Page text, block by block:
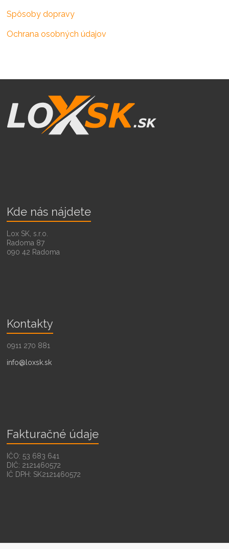
Spôsoby dopravy
Ochrana osobných údajov
Kde nás nájdete
Lox SK, s.r.o.
Radoma 87
090 42 Radoma
Kontakty
0911 270 881
info@loxsk.sk
Fakturačné údaje
IČO: 53 683 641
DIČ: 2121460572
IČ DPH: SK2121460572